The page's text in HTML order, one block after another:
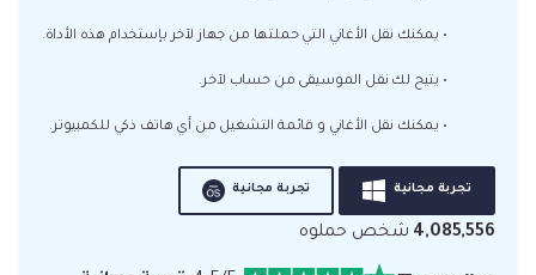
• يمكنك نقل الأغاني التي حملتها من جهاز لآخر بإستخدام هذه الأداة.
• يتيح لك نقل الموسيقى من حساب لآخر.
• يمكنك نقل الأغاني و قائمة التشغيل من أي هاتف ذكي للكمبيوتر.
تجربة مجانية تجربة مجانية
4,085,556 شخص حملوه